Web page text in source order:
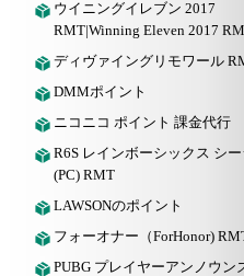
ウイニングイレブン 2017
RMT|Winning Eleven 2017
ディヴァイングリモワール
DMMポイント
ニコニコ ポイント 課金代行
R6S レインボーシックス シー
(PC) RMT
LAWSONのポイント
フォーオナー（ForHonor)
PUBG プレイヤーアンノウン